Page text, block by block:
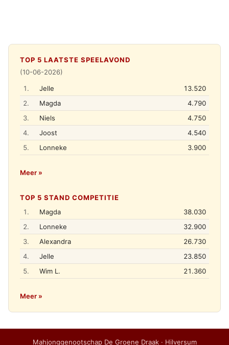
TOP 5 LAATSTE SPEELAVOND
(10-06-2026)
1.
Jelle
13.520
2.
Magda
4.790
3.
Niels
4.750
4.
Joost
4.540
5.
Lonneke 3.900
Meer »
TOP 5 STAND COMPETITIE
1.
Magda
38.030
2.
Lonneke
32.900
3.
Alexandra
26.730
4.
Jelle
23.850
5.
Wim L. 21.360
Meer »
Mahjonggenootschap De Groene Draak · Hilversum